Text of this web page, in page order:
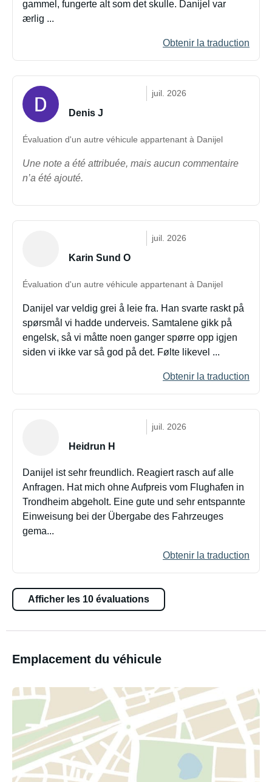
gammel, fungerte alt som det skulle. Danijel var
ærlig ...
Obtenir la traduction
juil. 2026
Denis J
Évaluation d'un autre véhicule appartenant à Danijel
Une note a été attribuée, mais aucun commentaire
n’a été ajouté.
juil. 2026
Karin Sund O
Évaluation d'un autre véhicule appartenant à Danijel
Danijel var veldig grei å leie fra. Han svarte raskt på
spørsmål vi hadde underveis. Samtalene gikk på
engelsk, så vi måtte noen ganger spørre opp igjen
siden vi ikke var så god på det. Følte likevel ...
Obtenir la traduction
juil. 2026
Heidrun H
Danijel ist sehr freundlich. Reagiert rasch auf alle
Anfragen. Hat mich ohne Aufpreis vom Flughafen in
Trondheim abgeholt. Eine gute und sehr entspannte
Einweisung bei der Übergabe des Fahrzeuges
gema...
Obtenir la traduction
Afficher les 10 évaluations
Emplacement du véhicule